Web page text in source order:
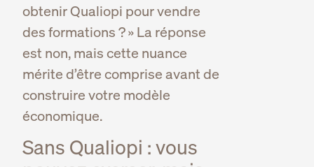
obtenir Qualiopi pour vendre
des formations ? » La réponse
est non, mais cette nuance
mérite d’être comprise avant de
construire votre modèle
économique.
Sans Qualiopi : vous